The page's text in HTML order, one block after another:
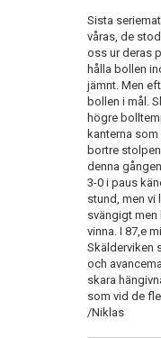
Sista
våras, de
oss ur deras
hålla bollen
jämnt. Men
bollen i mål.
högre
kanterna
bortre
denna
3-0 i paus
stund, men
svängigt
vinna. I 87,e
Skälderviken
och
skara
som vid de
/Niklas